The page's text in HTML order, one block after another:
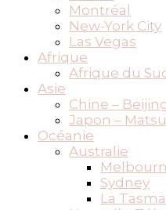
Montréal
New-York City
Las Vegas
Afrique
Afrique du
Asie
Chine –
Japon –
Océanie
Australie
Sydney
La